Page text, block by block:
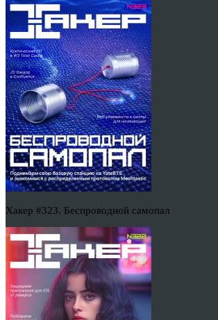
Хакер #323. Беспроводной самопал